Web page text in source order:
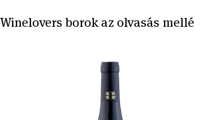
Winelovers borok az olvasás mellé